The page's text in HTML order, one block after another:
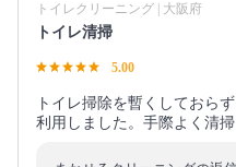
トイレクリーニング | 大阪府
トイレ清掃
5.00
トイレ掃除を暫くしておら
利用しました。手際よく清